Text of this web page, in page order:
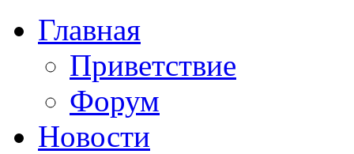
Главная
Приветствие
Форум
Новости